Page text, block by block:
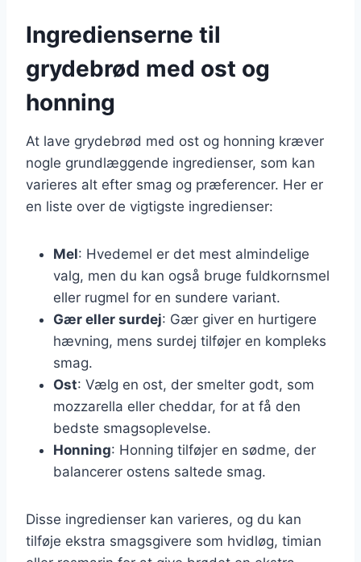
Ingredienserne til
grydebrød med ost og
honning
At lave grydebrød med ost og honning kræver
nogle grundlæggende ingredienser, som kan
varieres alt efter smag og præferencer. Her er
en liste over de vigtigste ingredienser:
Mel: Hvedemel er det mest almindelige
valg, men du kan også bruge fuldkornsmel
eller rugmel for en sundere variant.
Gær eller surdej: Gær giver en hurtigere
hævning, mens surdej tilføjer en kompleks
smag.
Ost: Vælg en ost, der smelter godt, som
mozzarella eller cheddar, for at få den
bedste smagsoplevelse.
Honning: Honning tilføjer en sødme, der
balancerer ostens saltede smag.
Disse ingredienser kan varieres, og du kan
tilføje ekstra smagsgivere som hvidløg, timian